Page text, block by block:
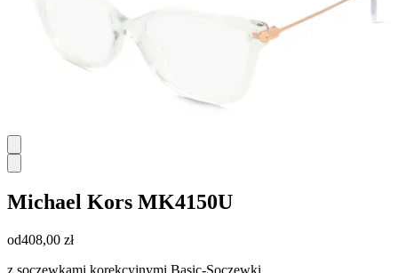
Michael Kors MK4150U
od408,00 zł
z soczewkami korekcyjnymi Basic-Soczewki